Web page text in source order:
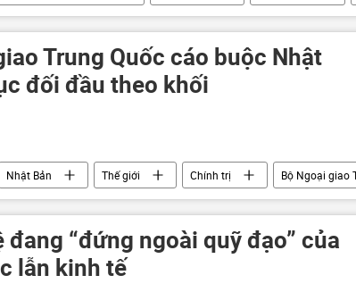
Ninh Thuận
Trung Quốc cáo buộc Nhật
đối đầu theo khối
Nhật Bản Thế giới Chính trị
Bộ Ngoại giao
Việt Nam
đang “đứng ngoài quỹ đạo” của
lẫn kinh tế